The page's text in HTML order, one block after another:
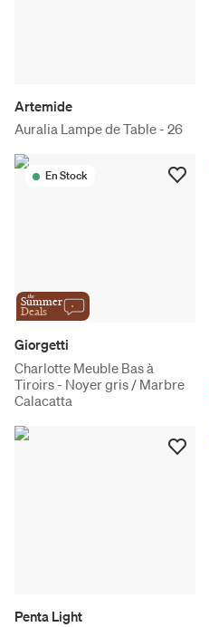
Artemide
Auralia Lampe de Table - 26
En Stock
the
Summer
Deals
Giorgetti
Charlotte Meuble Bas à
Tiroirs - Noyer gris / Marbre
Calacatta
Penta Light